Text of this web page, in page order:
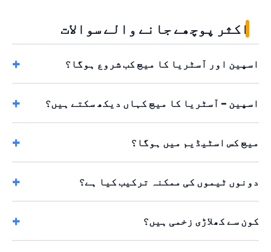
اکثر پوچھے جانے والے سوالات
اسپین اور آسٹریا کا میچ کب شروع ہوگا؟
اسپین – آسٹریا کا میچ کہاں دیکھ سکتے ہیں؟
میچ کس اسٹیڈیم میں ہوگا؟
دونوں ٹیموں کی ممکنہ ترکیب کیا ہے؟
کون سے کھلاڑی زخمی ہیں؟